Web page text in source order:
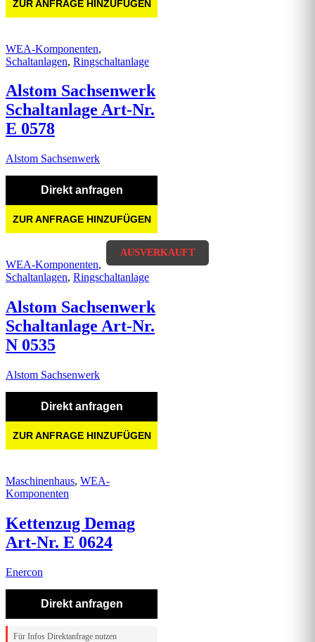
ZUR ANFRAGE HINZUFÜGEN
WEA-Komponenten,
Schaltanlagen, Ringschaltanlage
Alstom Sachsenwerk
Schaltanlage Art-Nr.
E 0578
Alstom Sachsenwerk
Direkt anfragen
ZUR ANFRAGE HINZUFÜGEN
WEA-Komponenten,
Schaltanlagen, Ringschaltanlage
Alstom Sachsenwerk
Schaltanlage Art-Nr.
N 0535
Alstom Sachsenwerk
Direkt anfragen
ZUR ANFRAGE HINZUFÜGEN
AUSVERKAUFT
Maschinenhaus, WEA-
Komponenten
Kettenzug Demag
Art-Nr. E 0624
Enercon
Direkt anfragen
Für Infos Direktanfrage nutzen
AUSVERKAUFT